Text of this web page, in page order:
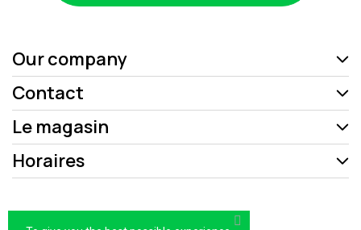
Our company
Contact
Le magasin
Horaires